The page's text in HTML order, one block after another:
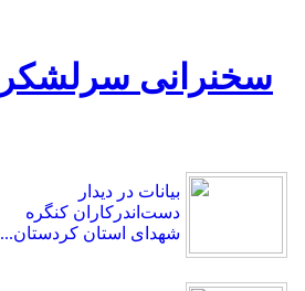
بیانات در دیدار
دست‌اندرکاران کنگره
شهدای استان کردستان...